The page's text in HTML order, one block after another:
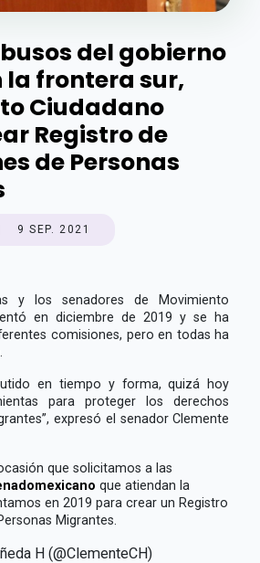
del gobierno
la frontera sur,
Ciudadano
Registro de
de Personas
9 SEP. 2021
y los senadores de Movimiento
en diciembre de 2019 y se ha
comisiones, pero en todas ha
en tiempo y forma, quizá hoy
para proteger los derechos
expresó el senador Clemente
que solicitamos a las
que atiendan la
en 2019 para crear un Registro
Migrantes.
H (@ClementeCH)